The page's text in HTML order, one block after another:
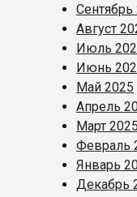
Сентябрь
Август
Июль
Июнь
Май 2025
Апрель
Март 2025
Февраль
Январь
Декабрь